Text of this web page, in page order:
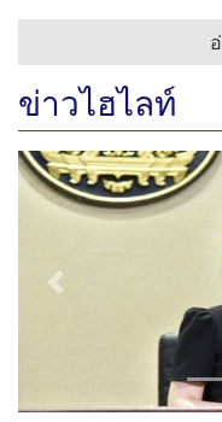
ข่าวไฮไลท์
Previous